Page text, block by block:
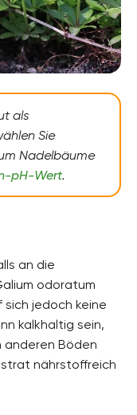
als
Sie
Nadelbäume
pH-Wert.
an die
odoratum
jedoch keine
kalkhaltig sein,
anderen Böden
nährstoffreich